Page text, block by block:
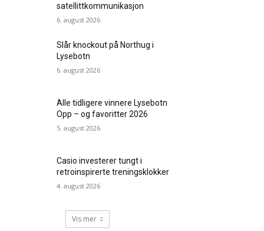
satellittkommunikasjon
6. august 2026
Slår knockout på Northug i
Lysebotn
6. august 2026
Alle tidligere vinnere Lysebotn
Opp – og favoritter 2026
5. august 2026
Casio investerer tungt i
retroinspirerte treningsklokker
4. august 2026
Vis mer